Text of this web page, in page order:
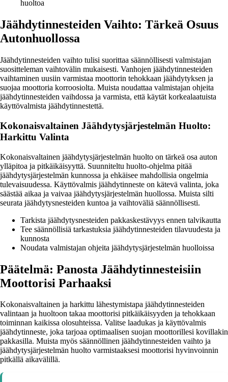
huoltoa
Jäähdytinnesteiden Vaihto: Tärkeä Osuus
Autonhuollossa
Jäähdytinnesteiden vaihto tulisi suorittaa säännöllisesti valmistajan
suositteleman vaihtovälin mukaisesti. Vanhojen jäähdytinnesteiden
vaihtaminen uusiin varmistaa moottorin tehokkaan jäähdytyksen ja
suojaa moottoria korroosiolta. Muista noudattaa valmistajan ohjeita
jäähdytinnesteiden vaihdossa ja varmista, että käytät korkealaatuista
käyttövalmista jäähdytinnestettä.
Kokonaisvaltainen Jäähdytysjärjestelmän Huolto:
Harkittu Valinta
Kokonaisvaltainen jäähdytysjärjestelmän huolto on tärkeä osa auton
ylläpitoa ja pitkäikäisyyttä. Suunniteltu huolto-ohjelma pitää
jäähdytysjärjestelmän kunnossa ja ehkäisee mahdollisia ongelmia
tulevaisuudessa. Käyttövalmis jäähdytinneste on kätevä valinta, joka
säästää aikaa ja vaivaa jäähdytysjärjestelmän huollossa. Muista silti
seurata jäähdytysnesteiden kuntoa ja vaihtoväliä säännöllisesti.
Tarkista jäähdytysnesteiden pakkaskestävyys ennen talvikautta
Tee säännöllisiä tarkastuksia jäähdytinnesteiden tilavuudesta ja
kunnosta
Noudata valmistajan ohjeita jäähdytysjärjestelmän huolloissa
Päätelmä: Panosta Jäähdytinnesteisiin
Moottorisi Parhaaksi
Kokonaisvaltainen ja harkittu lähestymistapa jäähdytinnesteiden
valintaan ja huoltoon takaa moottorisi pitkäikäisyyden ja tehokkaan
toiminnan kaikissa olosuhteissa. Valitse laadukas ja käyttövalmis
jäähdytinneste, joka tarjoaa optimaalisen suojan moottorillesi kovillakin
pakkasilla. Muista myös säännöllinen jäähdytinnesteiden vaihto ja
jäähdytysjärjestelmän huolto varmistaaksesi moottorisi hyvinvoinnin
pitkällä aikavälillä.